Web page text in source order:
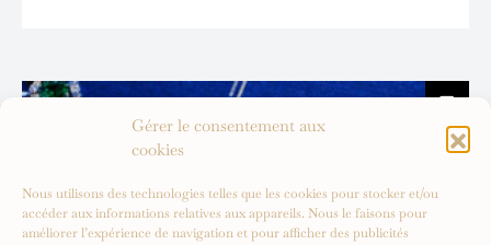
Gérer le consentement aux
cookies
Nous utilisons des technologies telles que les cookies pour stocker et/ou
accéder aux informations relatives aux appareils. Nous le faisons pour
améliorer l’expérience de navigation et pour afficher des publicités